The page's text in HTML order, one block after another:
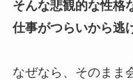
そんな悲観的な性格
仕事がつらいから逃
なぜなら、そのまま